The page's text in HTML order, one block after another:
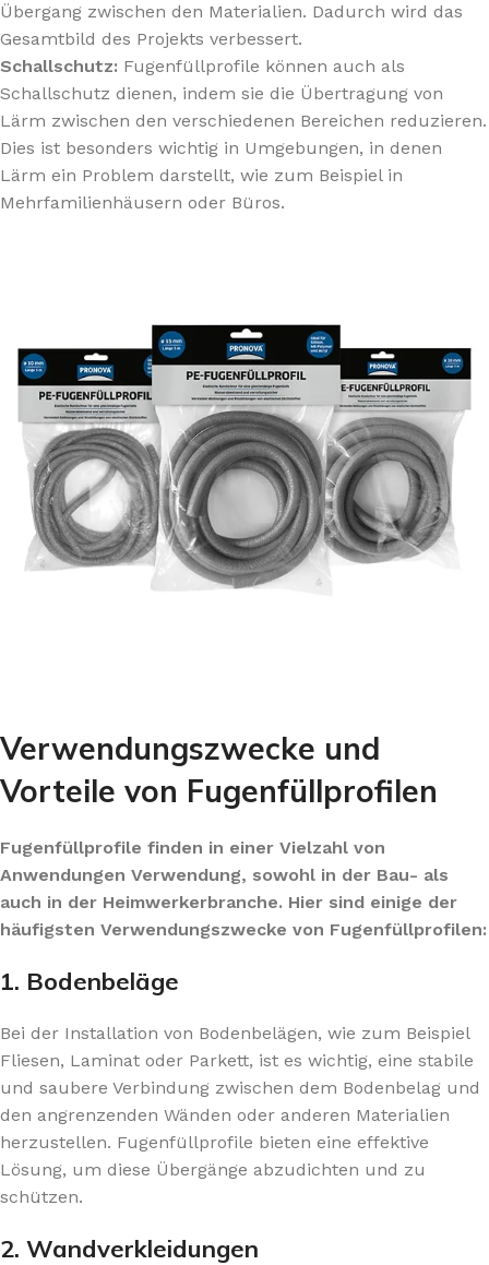
Übergang zwischen den Materialien. Dadurch wird das
Gesamtbild des Projekts verbessert.
Schallschutz: Fugenfüllprofile können auch als
Schallschutz dienen, indem sie die Übertragung von
Lärm zwischen den verschiedenen Bereichen reduzieren.
Dies ist besonders wichtig in Umgebungen, in denen
Lärm ein Problem darstellt, wie zum Beispiel in
Mehrfamilienhäusern oder Büros.
Verwendungszwecke und
Vorteile von Fugenfüllprofilen
Fugenfüllprofile finden in einer Vielzahl von
Anwendungen Verwendung, sowohl in der Bau- als
auch in der Heimwerkerbranche. Hier sind einige der
häufigsten Verwendungszwecke von Fugenfüllprofilen:
1. Bodenbeläge
Bei der Installation von Bodenbelägen, wie zum Beispiel
Fliesen, Laminat oder Parkett, ist es wichtig, eine stabile
und saubere Verbindung zwischen dem Bodenbelag und
den angrenzenden Wänden oder anderen Materialien
herzustellen. Fugenfüllprofile bieten eine effektive
Lösung, um diese Übergänge abzudichten und zu
schützen.
2. Wandverkleidungen